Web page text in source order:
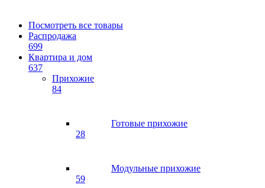
Посмотреть все товары
Распродажа
699
Квартира и дом
637
Прихожие
84
Готовые прихожие
28
Модульные прихожие
59